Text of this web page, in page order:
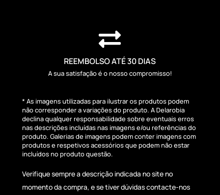

REEMBOLSO ATÉ 30 DIAS
A sua satisfação é o nosso compromisso!
* As imagens utilizadas para ilustrar os produtos podem
não corresponder a variações do produto. A Delarobia
declina qualquer responsabilidade sobre eventuais erros
nas descrições incluídas nas imagens e/ou referências do
produto. Galerias de imagens podem conter imagens com
produtos e respetivos acessórios que podem não estar
incluídos no produto questão.
Verifique sempre a descrição indicada no site no
momento da compra, e se tiver dúvidas contacte-nos